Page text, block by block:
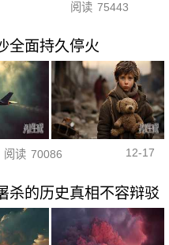
阅读 75443
全面持久停火
阅读 70086 12-17
杀的历史真相不容辩驳